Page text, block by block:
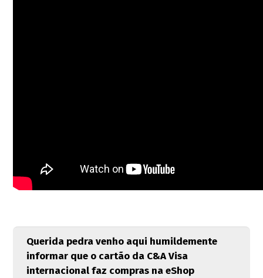
Querida pedra venho aqui humildemente
informar que o cartão da C&A Visa
internacional faz compras na eShop